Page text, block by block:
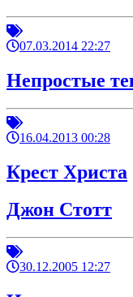
07.03.2014 22:27
Непростые
16.04.2013 00:28
Крест Христа
Джон Стотт
30.12.2005 12:27